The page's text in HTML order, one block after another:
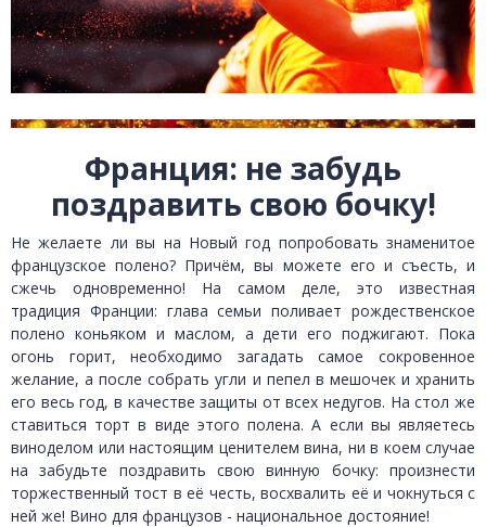
Франция: не забудь
поздравить свою бочку!
Не желаете ли вы на Новый год попробовать знаменитое
французское полено? Причём, вы можете его и съесть, и
сжечь одновременно! На самом деле, это известная
традиция Франции: глава семьи поливает рождественское
полено коньяком и маслом, а дети его поджигают. Пока
огонь горит, необходимо загадать самое сокровенное
желание, а после собрать угли и пепел в мешочек и хранить
его весь год, в качестве защиты от всех недугов. На стол же
ставиться торт в виде этого полена. А если вы являетесь
виноделом или настоящим ценителем вина, ни в коем случае
на забудьте поздравить свою винную бочку: произнести
торжественный тост в её честь, восхвалить её и чокнуться с
ней же! Вино для французов - национальное достояние!